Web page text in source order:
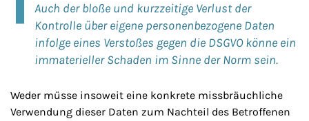
Auch der bloße und kurzzeitige Verlust der
Kontrolle über eigene personenbezogene Daten
infolge eines Verstoßes gegen die DSGVO könne ein
immaterieller Schaden im Sinne der Norm sein.
Weder müsse insoweit eine konkrete missbräuchliche
Verwendung dieser Daten zum Nachteil des Betroffenen